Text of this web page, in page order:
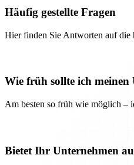
Häufig gestellte Fragen
Hier finden Sie Antworten auf die
Wie früh sollte ich meinen
Am besten so früh wie möglich –
Bietet Ihr Unternehmen